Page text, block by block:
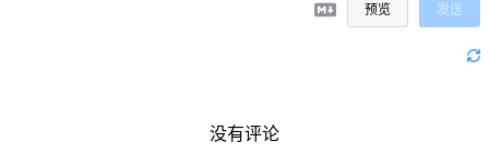
预览 发送
没有评论